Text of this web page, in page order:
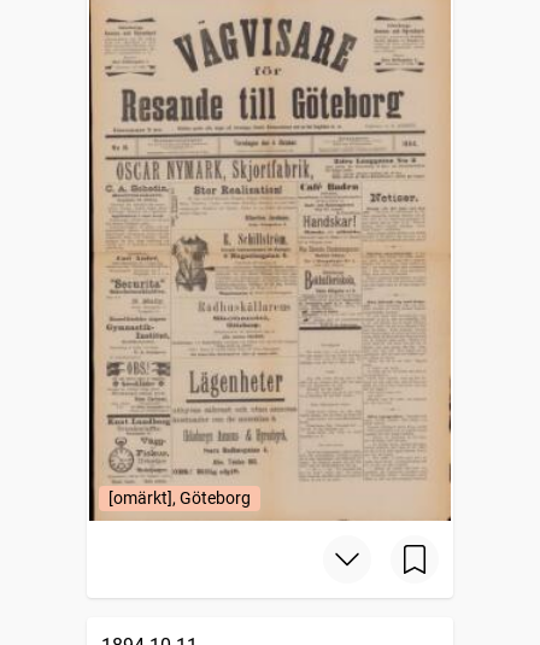
[omärkt], Göteborg